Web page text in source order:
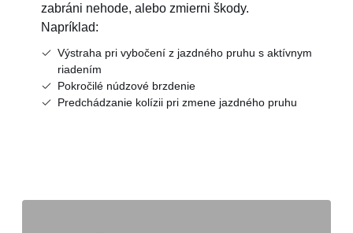
zabráni nehode, alebo zmierni škody.
Napríklad:
Výstraha pri vybočení z jazdného pruhu s aktívnym
riadením
Pokročilé núdzové brzdenie
Predchádzanie kolízii pri zmene jazdného pruhu